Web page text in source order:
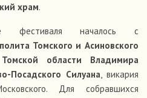
храм.
фестиваля началось с
Томского и Асиновского
Томской области Владимира
Посадского Силуана, викария
Для собравшихся